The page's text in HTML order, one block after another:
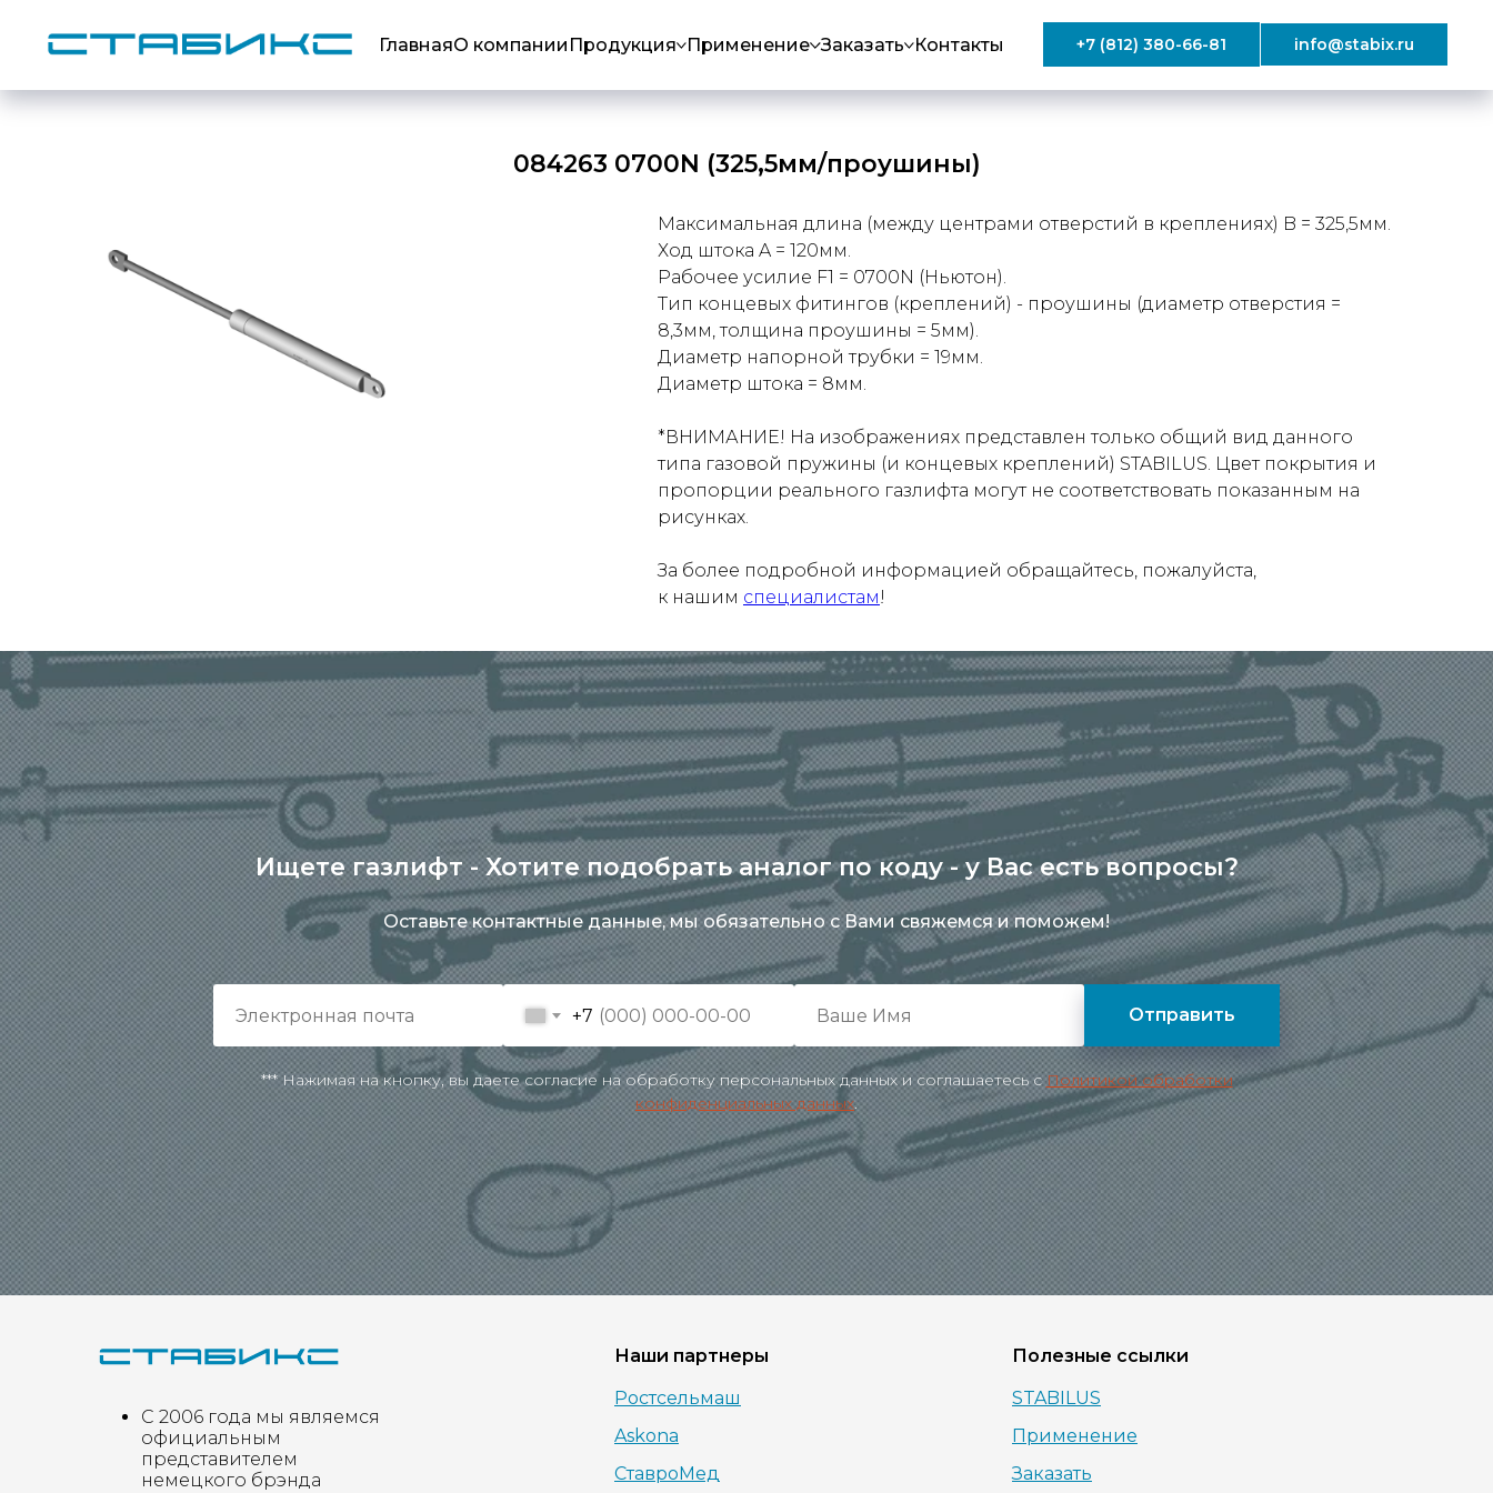
ГлавнаяО компании Продукция Применение Заказать Контакты +7 (812) 380-66-81 info@stabix.ru
084263 0700N (325,5мм/проушины)
Максимальная длина (между центрами отверстий в креплениях) B = 325,5мм.
Ход штока A = 120мм.
Рабочее усилие F1 = 0700N (Ньютон).
Тип концевых фитингов (креплений) - проушины (диаметр отверстия =
8,3мм, толщина проушины = 5мм).
Диаметр напорной трубки = 19мм.
Диаметр штока = 8мм.
*ВНИМАНИЕ! На изображениях представлен только общий вид данного
типа газовой пружины (и концевых креплений) STABILUS. Цвет покрытия и
пропорции реального газлифта могут не соответствовать показанным на
рисунках.
За более подробной информацией обращайтесь, пожалуйста,
к нашим специалистам!
Ищете газлифт - Хотите подобрать аналог по коду - у Вас есть вопросы?
Оставьте контактные данные, мы обязательно с Вами свяжемся и поможем!
+7 Отправить
*** Нажимая на кнопку, вы даете согласие на обработку персональных данных и соглашаетесь cПолитикой обработки
конфиденциальных данных.
С 2006 года мы являемся
официальным
представителем
немецкого брэнда
Наши партнеры
Ростсельмаш
Askona
СтавроМед
Полезные ссылки
STABILUS
Применение
Заказать